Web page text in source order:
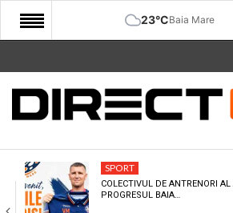
23°CBaia Mare
START
COMUNITATE
CULTURA
ECONOMIE
SPORT
COLECTIVUL DE ANTRENORI AL
PROGRESUL BAIA…